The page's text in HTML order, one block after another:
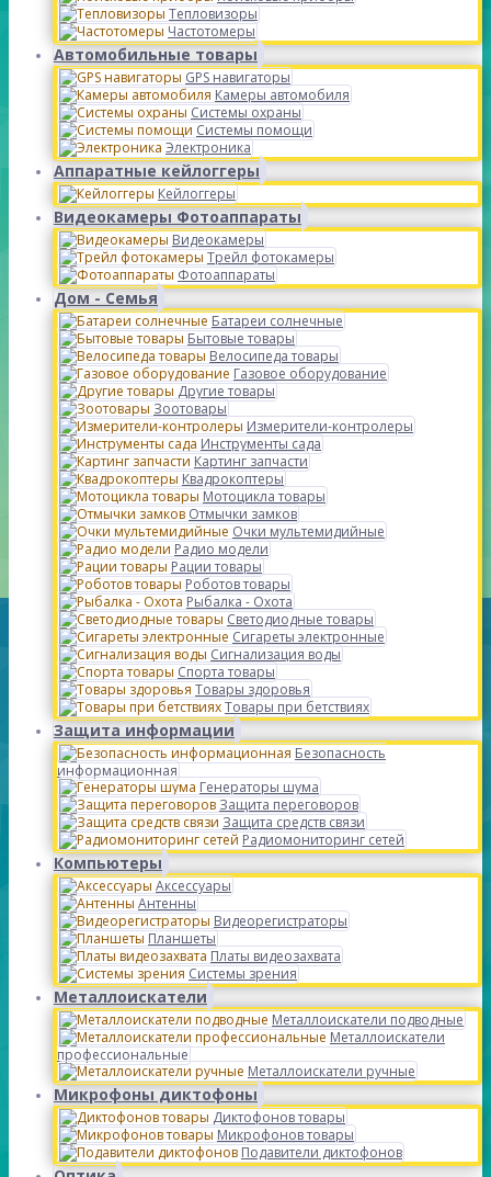
Тепловизоры
Частотомеры
Автомобильные товары
GPS навигаторы
Камеры автомобиля
Системы охраны
Системы помощи
Электроника
Аппаратные кейлоггеры
Кейлоггеры
Видеокамеры Фотоаппараты
Видеокамеры
Трейл фотокамеры
Фотоаппараты
Дом - Семья
Батареи солнечные
Бытовые товары
Велосипеда товары
Газовое оборудование
Другие товары
Зоотовары
Измерители-контролеры
Инструменты сада
Картинг запчасти
Квадрокоптеры
Мотоцикла товары
Отмычки замков
Очки мультемидийные
Радио модели
Рации товары
Роботов товары
Рыбалка - Охота
Светодиодные товары
Сигареты электронные
Сигнализация воды
Спорта товары
Товары здоровья
Товары при бетствиях
Защита информации
Безопасность
информационная
Генераторы шума
Защита переговоров
Защита средств связи
Радиомониторинг сетей
Компьютеры
Аксессуары
Антенны
Видеорегистраторы
Планшеты
Платы видеозахвата
Системы зрения
Металлоискатели
Металлоискатели подводные
Металлоискатели
профессиональные
Металлоискатели ручные
Микрофоны диктофоны
Диктофонов товары
Микрофонов товары
Подавители диктофонов